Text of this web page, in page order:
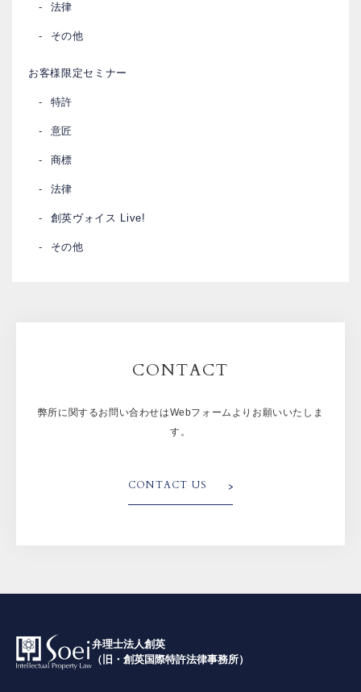
法律
その他
お客様限定セミナー
特許
意匠
商標
法律
創英ヴォイス Live!
その他
CONTACT
弊所に関するお問い合わせはWebフォームよりお願いいたしま
す。
CONTACT US
弁理士法人創英
（旧・創英国際特許法律事務所）